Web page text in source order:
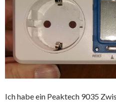
Ich habe ein Peaktech 9035